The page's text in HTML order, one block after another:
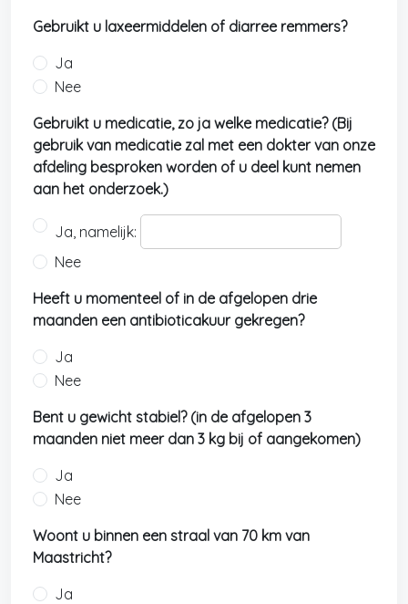
Gebruikt u laxeermiddelen of diarree remmers?
Ja
Nee
Gebruikt u medicatie, zo ja welke medicatie? (Bij
gebruik van medicatie zal met een dokter van onze
afdeling besproken worden of u deel kunt nemen
aan het onderzoek.)
Ja, namelijk:
Nee
Heeft u momenteel of in de afgelopen drie
maanden een antibioticakuur gekregen?
Ja
Nee
Bent u gewicht stabiel? (in de afgelopen 3
maanden niet meer dan 3 kg bij of aangekomen)
Ja
Nee
Woont u binnen een straal van 70 km van
Maastricht?
Ja